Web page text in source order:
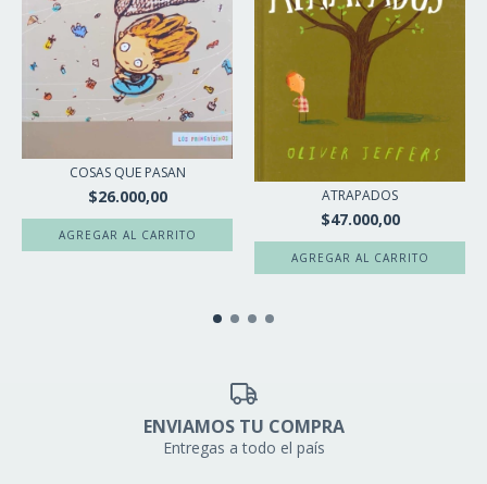
COSAS QUE PASAN
$26.000,00 ATRAPADOS
$47.000,00
ENVIAMOS TU COMPRA
Entregas a todo el país